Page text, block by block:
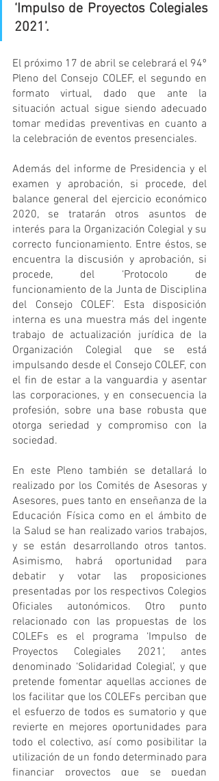
‘Impulso de Proyectos Colegiales
2021’.
El próximo 17 de abril se celebrará el 94º
Pleno del Consejo COLEF, el segundo en
formato virtual, dado que ante la
situación actual sigue siendo adecuado
tomar medidas preventivas en cuanto a
la celebración de eventos presenciales.
Además del informe de Presidencia y el
examen y aprobación, si procede, del
balance general del ejercicio económico
2020, se tratarán otros asuntos de
interés para la Organización Colegial y su
correcto funcionamiento. Entre éstos, se
encuentra la discusión y aprobación, si
procede, del ‘Protocolo de
funcionamiento de la Junta de Disciplina
del Consejo COLEF’. Esta disposición
interna es una muestra más del ingente
trabajo de actualización jurídica de la
Organización Colegial que se está
impulsando desde el Consejo COLEF, con
el fin de estar a la vanguardia y asentar
las corporaciones, y en consecuencia la
profesión, sobre una base robusta que
otorga seriedad y compromiso con la
sociedad.
En este Pleno también se detallará lo
realizado por los Comités de Asesoras y
Asesores, pues tanto en enseñanza de la
Educación Física como en el ámbito de
la Salud se han realizado varios trabajos,
y se están desarrollando otros tantos.
Asimismo, habrá oportunidad para
debatir y votar las proposiciones
presentadas por los respectivos Colegios
Oficiales autonómicos. Otro punto
relacionado con las propuestas de los
COLEFs es el programa ‘Impulso de
Proyectos Colegiales 2021’, antes
denominado ‘Solidaridad Colegial’, y que
pretende fomentar aquellas acciones de
los facilitar que los COLEFs perciban que
el esfuerzo de todos es sumatorio y que
revierte en mejores oportunidades para
todo el colectivo, así como posibilitar la
utilización de un fondo determinado para
financiar proyectos que se puedan